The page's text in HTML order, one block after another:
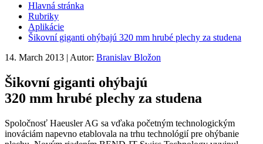
Hlavná stránka
Rubriky
Aplikácie
Šikovní giganti ohýbajú 320 mm hrubé plechy za studena
14. March 2013 | Autor: Branislav Bložon
Šikovní giganti ohýbajú
320 mm hrubé plechy za studena
Spoločnosť Haeusler AG sa vďaka početným technologickým
inováciám napevno etablovala na trhu technológií pre ohýbanie